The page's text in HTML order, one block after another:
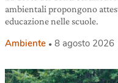
ambientali propongono
educazione nelle scuole.
Ambiente 8 agosto 2026